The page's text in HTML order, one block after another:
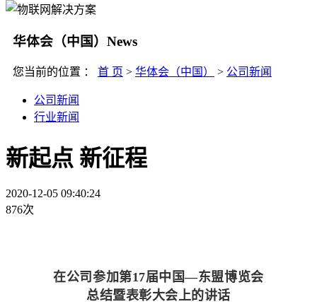
华体会（中国） News
您当前的位置 ： 首 页 > 华体会（中国） > 公司新闻
公司新闻
行业新闻
新起点 新征程
2020-12-05 09:40:24
876次
在公司参加第17届中国—东盟博览会
总结暨表彰大会上的讲话